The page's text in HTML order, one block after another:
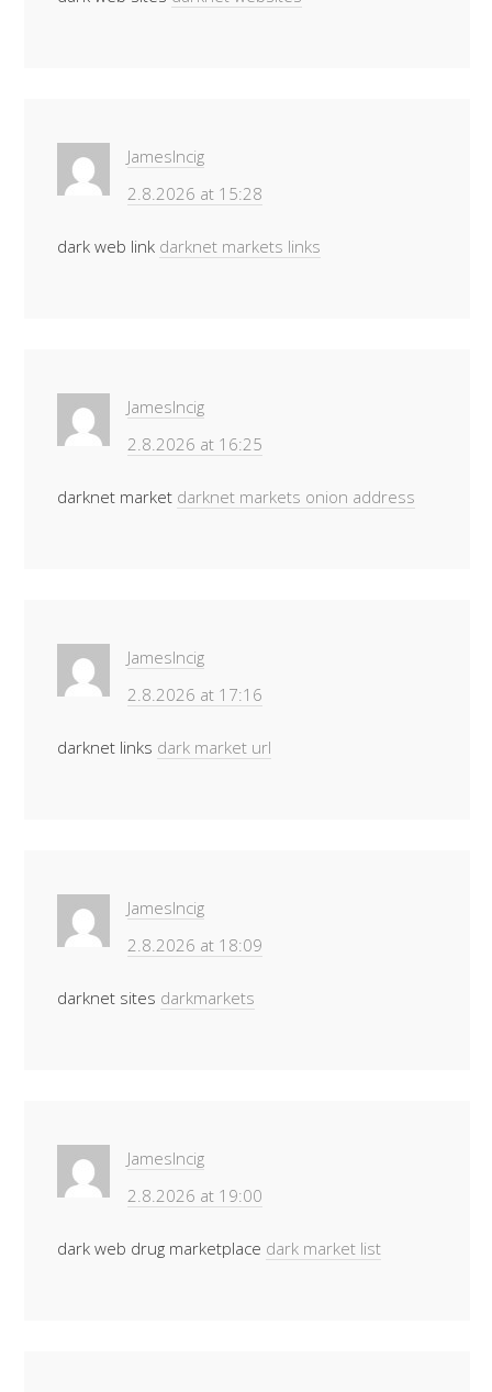
JamesIncig
2.8.2026 at 15:28
dark web link darknet markets links
JamesIncig
2.8.2026 at 16:25
darknet market darknet markets onion address
JamesIncig
2.8.2026 at 17:16
darknet links dark market url
JamesIncig
2.8.2026 at 18:09
darknet sites darkmarkets
JamesIncig
2.8.2026 at 19:00
dark web drug marketplace dark market list